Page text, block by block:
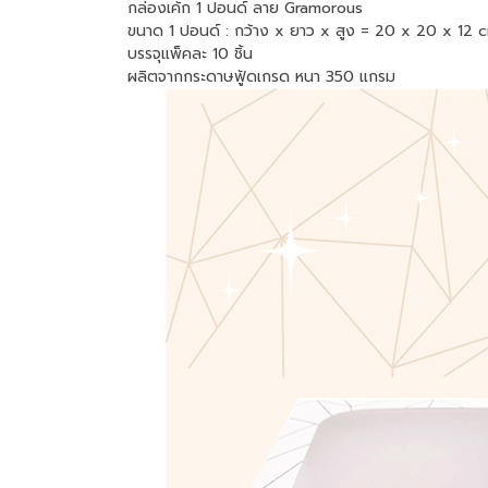
กล่องเค้ก 1 ปอนด์ ลาย Gramorous
ขนาด 1 ปอนด์ : กว้าง x ยาว x สูง = 20 x 20 x 12
บรรจุแพ็คละ 10 ชิ้น
ผลิตจากกระดาษฟู้ดเกรด หนา 350 แกรม